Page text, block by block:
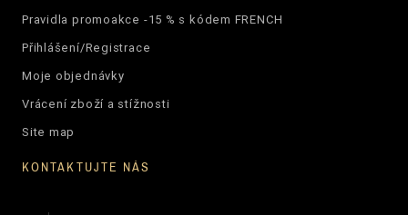
Pravidla promoakce -15 % s kódem FRENCH
Přihlášení/Registrace
Moje objednávky
Vrácení zboží a stížnosti
Site map
KONTAKTUJTE NÁS